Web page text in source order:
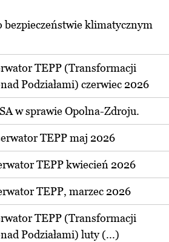
bezpieczeństwie klimatycznym
TEPP (Transformacji
Podziałami) czerwiec 2026
w sprawie Opolna-Zdroju.
TEPP maj 2026
TEPP kwiecień 2026
TEPP, marzec 2026
TEPP (Transformacji
Podziałami) luty (...)